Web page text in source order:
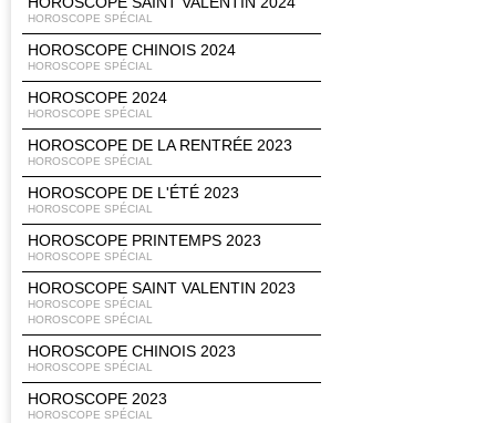
HOROSCOPE SPÉCIAL
HOROSCOPE CHINOIS 2024
HOROSCOPE SPÉCIAL
HOROSCOPE 2024
HOROSCOPE SPÉCIAL
HOROSCOPE DE LA RENTRÉE 2023
HOROSCOPE SPÉCIAL
HOROSCOPE DE L'ÉTÉ 2023
HOROSCOPE SPÉCIAL
HOROSCOPE PRINTEMPS 2023
HOROSCOPE SPÉCIAL
HOROSCOPE SAINT VALENTIN 2023
HOROSCOPE SPÉCIAL
HOROSCOPE SPÉCIAL
HOROSCOPE CHINOIS 2023
HOROSCOPE SPÉCIAL
HOROSCOPE 2023
HOROSCOPE SPÉCIAL